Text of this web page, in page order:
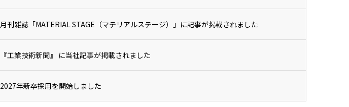
月刊雑誌「MATERIAL STAGE（マテリアルステージ）」に記事が掲載されました
『工業技術新聞』 に当社記事が掲載されました
2027年新卒採用を開始しました